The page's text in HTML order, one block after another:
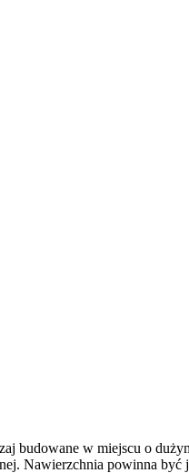
budowane w miejscu o
Nawierzchnia powinna być